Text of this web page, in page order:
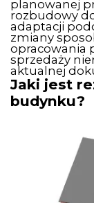
planowanej
rozbudowy
adaptacji
zmiany
opracowania
sprzedaży
aktualnej
Jaki jest
budynku?